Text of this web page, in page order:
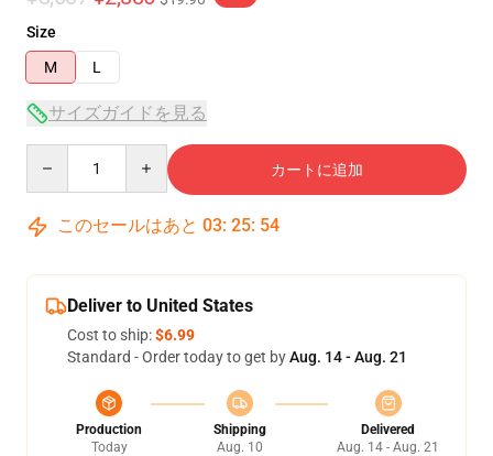
Size
M
L
サイズガイドを見る
カートに追加
このセールはあと 03: 25: 54
Deliver to United States
Cost to ship:$6.99
Standard - Order today to get byAug. 14 - Aug. 21
Production
Today
Shipping
Aug. 10
Delivered
Aug. 14 - Aug. 21